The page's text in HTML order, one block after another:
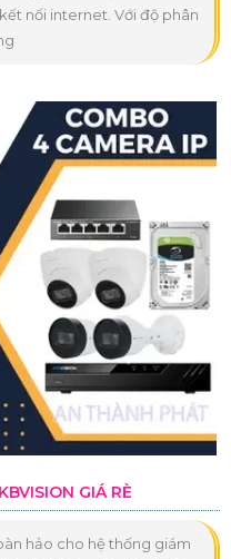
nối internet. Với độ phân
GIÁ RÈ
hảo cho hệ thống giám